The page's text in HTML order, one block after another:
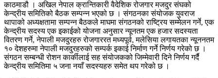
काठमाडौ । अखिल नेपाल क्रान्तिकारी वैदेशिक रोजगार मजदुर संघको
केन्द्रीय समितिको बैठक सम्पन्न भएको छ । संगठनका संयोजक युवराज
थापाको अध्यक्षतामा सम्पन्न बैठकले माघमा संगठनको राष्ट्रिय सम्मेलन गर्ने, एक
केन्द्रीय सदस्य एक इकाईको योजना अनुसार न्यूनतम एक हजार सदस्यता
वितरण गर्ने, नेपाली मजदुरहरु रोजगाररत मध्यपूर्व, मलेसिया लगायतका न्यूननतम
१० देशहरुमा नेपाली मजदुरहरुको सम्पर्क इकाई निर्माण गर्ने निर्णय गरेको छ ।
संगठन सम्बन्धी रोशन कार्कीलाई सह संयोजकको जिम्मेवारी दिने निर्णय गर्दै
केन्द्रीय समितिमा ५ जना नयाँ सदस्यहरु समेत थप गरेको छ ।